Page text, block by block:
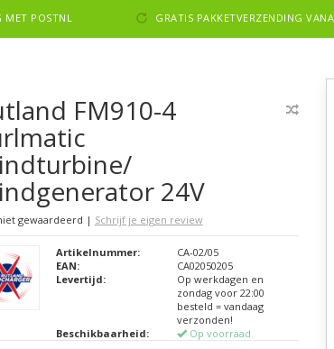
MET POSTNL GRATIS PAKKETVERZENDING
FM910-4
24V
gewaardeerd | Schrijf je eigen review
Artikelnummer:
CA-02/05
EAN:
CA02050205
Levertijd:
Op werkdagen en
zondag voor 22:00
besteld = vandaag
verzonden!
Beschikbaarheid:
Op voorraad